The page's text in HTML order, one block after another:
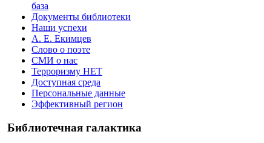
база
Документы библиотеки
Наши успехи
А. Е. Екимцев
Слово о поэте
СМИ о нас
Терроризму НЕТ
Доступная среда
Персональные данные
Эффективный регион
Библиотечная галактика